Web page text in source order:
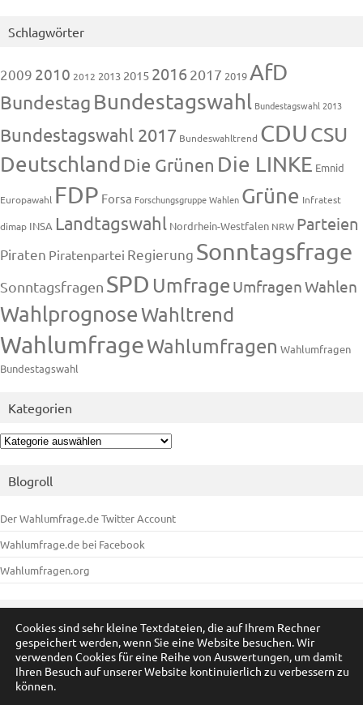
Schlagwörter
2009 2010 2012 2013 2015 20162017 2019AfD
Bundestag Bundestagswahl Bundestagswahl 2013
Bundestagswahl 2017 Bundeswahltrend CDUCSU
Deutschland Die Grünen Die LINKE Emnid
Europawahl FDP Forsa Forschungsgruppe Wahlen Grüne Infratest
dimap INSA Landtagswahl Nordrhein-Westfalen NRW Parteien
Piraten Piratenpartei Regierung Sonntagsfrage
Sonntagsfragen SPD Umfrage UmfragenWahlen
WahlprognoseWahltrend
WahlumfrageWahlumfragen Wahlumfragen
Bundestagswahl
Kategorien
Kategorien
Blogroll
Der Wahlumfrage.de Twitter Account
Wahlumfrage.de bei Facebook
Wahlumfragen.org
Anmelden
Eintrags-Feed
Cookies sind sehr kleine Textdateien, die auf Ihrem Rechner
gespeichert werden, wenn Sie eine Website besuchen. Wir
verwenden Cookies für eine Reihe von Auswertungen, um damit
Ihren Besuch auf unserer Website kontinuierlich zu verbessern zu
können.